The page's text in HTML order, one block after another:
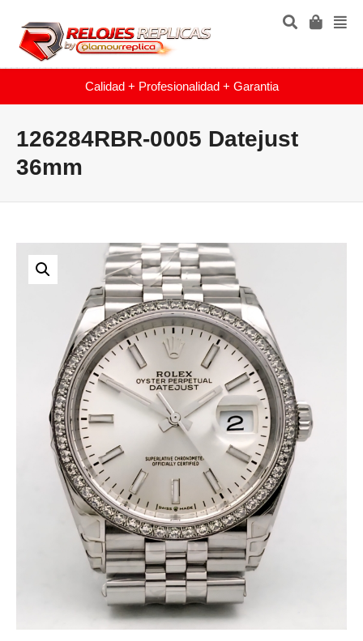
Calidad + Profesionalidad + Garantia
126284RBR-0005 Datejust
36mm